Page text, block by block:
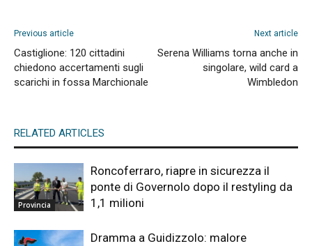
Previous article
Castiglione: 120 cittadini
chiedono accertamenti sugli
scarichi in fossa Marchionale
Next article
Serena Williams torna anche in
singolare, wild card a
Wimbledon
RELATED ARTICLES
Provincia
Roncoferraro, riapre in sicurezza il
ponte di Governolo dopo il restyling da
1,1 milioni
Dramma a Guidizzolo: malore